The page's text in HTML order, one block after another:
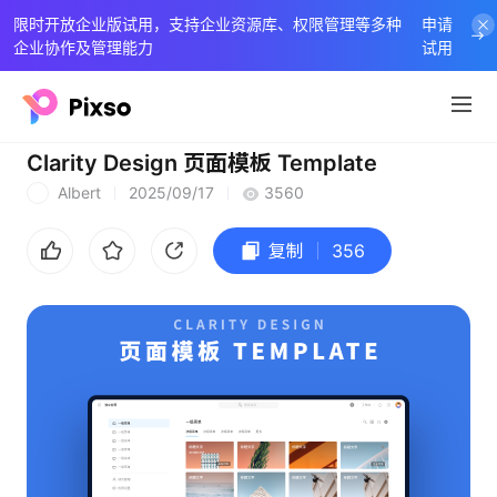
限时开放企业版试用，支持企业资源库、权限管理等多种
企业协作及管理能力
申请
试用
Clarity Design 页面模板 Template
Albert 2025/09/17 3560
复制 356